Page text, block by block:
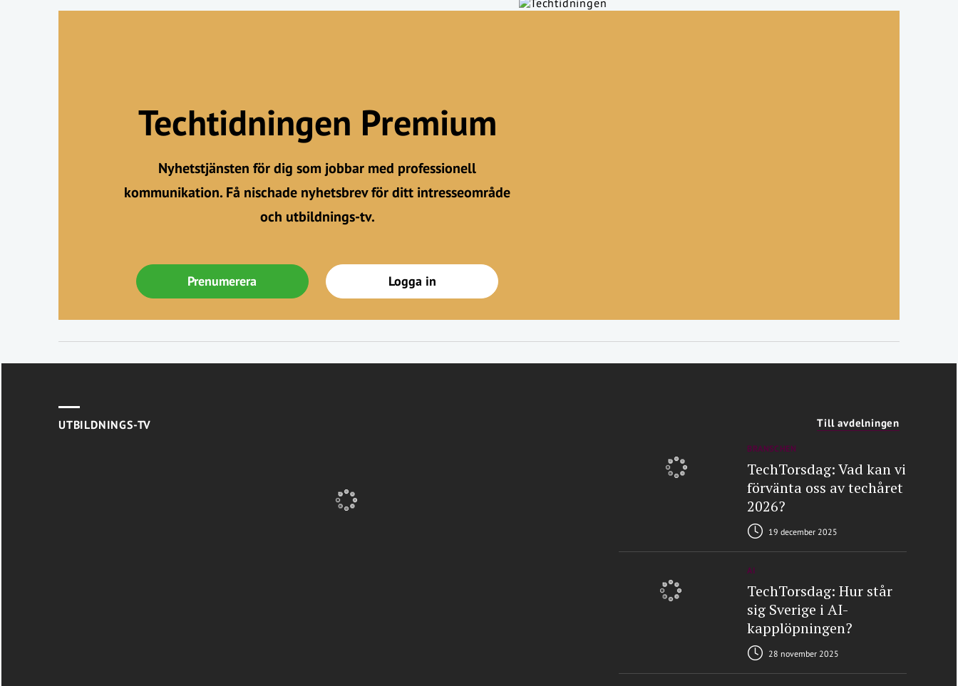
Techtidningen Premium
Nyhetstjänsten för dig som jobbar med professionell
kommunikation. Få nischade nyhetsbrev för ditt intresseområde
och utbildnings-tv.
Prenumerera Logga in
UTBILDNINGS-TV Till avdelningen
BRANSCHEN
TechTorsdag: Vad kan vi
förvänta oss av techåret
2026?
19 december 2025
AI
TechTorsdag: Hur står
sig Sverige i AI-
kapplöpningen?
28 november 2025